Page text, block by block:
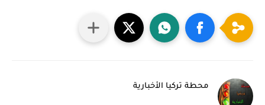
محطة تركيا الأخبارية